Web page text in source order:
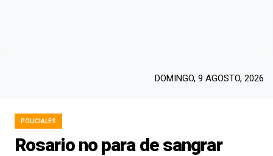
DOMINGO, 9 AGOSTO, 2026
POLICIALES
Rosario no para de sangrar